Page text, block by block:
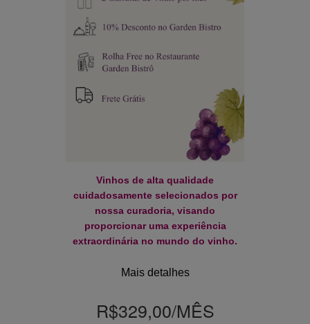
Vinhos de alta qualidade
cuidadosamente selecionados por
nossa curadoria, visando
proporcionar uma experiência
extraordinária no mundo do vinho.
Mais detalhes
R$329,00/MÊS